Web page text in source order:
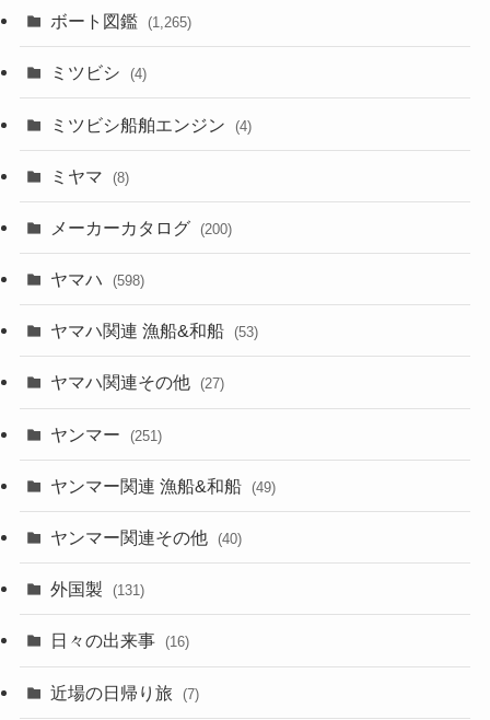
ボート図鑑 (1,265)
ミツビシ (4)
ミツビシ船舶エンジン (4)
ミヤマ (8)
メーカーカタログ (200)
ヤマハ (598)
ヤマハ関連 漁船&和船 (53)
ヤマハ関連その他 (27)
ヤンマー (251)
ヤンマー関連 漁船&和船 (49)
ヤンマー関連その他 (40)
外国製 (131)
日々の出来事 (16)
近場の日帰り旅 (7)